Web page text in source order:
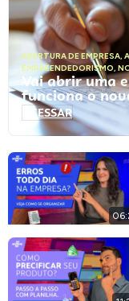
ABERTURA DE EMPRESA,
EMPREENDEDORISMO,
Vai abrir uma
funciona o
ACESSAR